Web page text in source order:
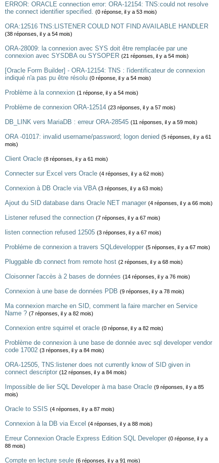
ERROR: ORACLE connection error: ORA-12154: TNS:could not resolve
the connect identifier specified. (0 réponse, il y a 53 mois)
ORA:12516 TNS:LISTENER COULD NOT FIND AVAILABLE HANDLER
(38 réponses, il y a 54 mois)
ORA-28009: la connexion avec SYS doit être remplacée par une
connexion avec SYSDBA ou SYSOPER (21 réponses, il y a 54 mois)
[Oracle Form Builder] - ORA-12154: TNS : l'identificateur de connexion
indiqué n'a pas pu être résolu (0 réponse, il y a 54 mois)
Problème à la connexion (1 réponse, il y a 54 mois)
Problème de connexion ORA-12514 (23 réponses, il y a 57 mois)
DB_LINK vers MariaDB : erreur ORA-28545 (11 réponses, il y a 59 mois)
ORA -01017: invalid username/password; logon denied (5 réponses, il y a 61
mois)
Client Oracle (8 réponses, il y a 61 mois)
Connecter sur Excel vers Oracle (4 réponses, il y a 62 mois)
Connexion à DB Oracle via VBA (3 réponses, il y a 63 mois)
Ajout du SID database dans Oracle NET manager (4 réponses, il y a 66 mois)
Listener refused the connection (7 réponses, il y a 67 mois)
listen connection refused 12505 (3 réponses, il y a 67 mois)
Probléme de connexion a travers SQLdevelopper (5 réponses, il y a 67 mois)
Pluggable db connect from remote host (2 réponses, il y a 68 mois)
Cloisonner l'accès à 2 bases de données (14 réponses, il y a 76 mois)
Connexion à une base de données PDB (9 réponses, il y a 78 mois)
Ma connexion marche en SID, comment la faire marcher en Service
Name ? (7 réponses, il y a 82 mois)
Connexion entre squirrel et oracle (0 réponse, il y a 82 mois)
Problème de connexion à une base de donnée avec sql developer vendor
code 17002 (3 réponses, il y a 84 mois)
ORA-12505, TNS:listener does not currently know of SID given in
connect descriptor (12 réponses, il y a 84 mois)
Impossible de lier SQL Developer à ma base Oracle (9 réponses, il y a 85
mois)
Oracle to SSIS (4 réponses, il y a 87 mois)
Connexion à la DB via Excel (4 réponses, il y a 88 mois)
Erreur Connexion Oracle Express Edition SQL Developer (0 réponse, il y a
88 mois)
Compte en lecture seule (6 réponses, il y a 91 mois)